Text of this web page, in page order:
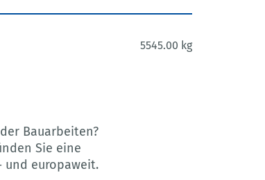
5545.00 kg
Bauarbeiten?
Sie eine
und europaweit.